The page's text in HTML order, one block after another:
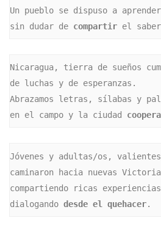
Un pueblo se dispuso a aprender
sin dudar de compartir el
Nicaragua, tierra de sueños
de luchas y de esperanzas.
Abrazamos letras, sílabas y
en el campo y la ciudad
Jóvenes y adultas/os,
caminaron hacia nuevas
compartiendo ricas experiencias
dialogando desde el quehacer.